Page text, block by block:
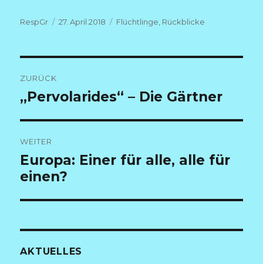
Autor
RespGr
Veröffentlicht
27. April 2018 Kategorien
Flüchtlinge Rückblicke
ZURÜCK
Vorheriger
Beitrag:
„Pervolarides“ – Die Gärtner
WEITER
Nächster
Beitrag:
Europa: Einer für alle, alle für
einen?
AKTUELLES